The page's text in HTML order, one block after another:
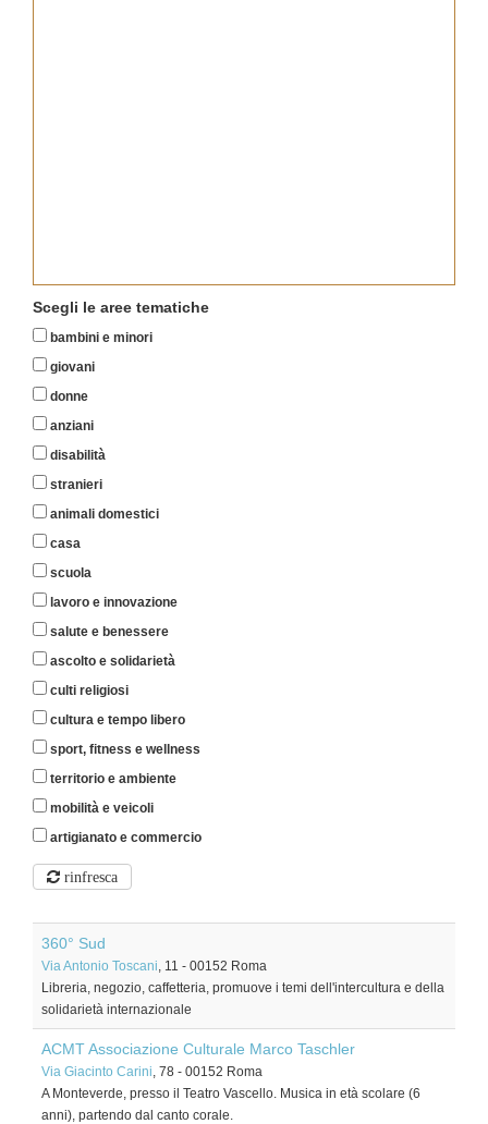
Scegli le aree tematiche
bambini e minori
giovani
donne
anziani
disabilità
stranieri
animali domestici
casa
scuola
lavoro e innovazione
salute e benessere
ascolto e solidarietà
culti religiosi
cultura e tempo libero
sport, fitness e wellness
territorio e ambiente
mobilità e veicoli
artigianato e commercio
rinfresca
360° Sud
Via Antonio Toscani, 11 - 00152 Roma
Libreria, negozio, caffetteria, promuove i temi dell'intercultura e della
solidarietà internazionale
ACMT Associazione Culturale Marco Taschler
Via Giacinto Carini, 78 - 00152 Roma
A Monteverde, presso il Teatro Vascello. Musica in età scolare (6
anni), partendo dal canto corale.